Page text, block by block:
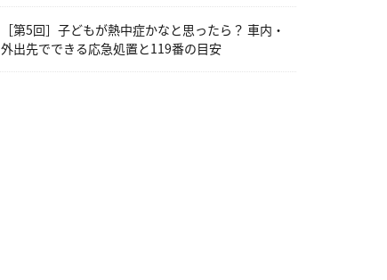
［第5回］子どもが熱中症かなと思ったら？ 車内・
外出先でできる応急処置と119番の目安